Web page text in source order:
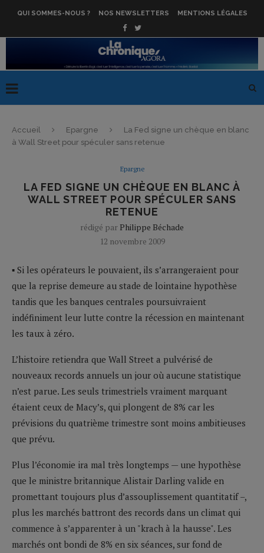
QUI SOMMES-NOUS ? NOS NEWSLETTERS MENTIONS LÉGALES
Accueil Epargne
La Fed signe un chèque en blanc
à Wall Street pour spéculer sans retenue
Epargne
LA FED SIGNE UN CHÈQUE EN BLANC À
WALL STREET POUR SPÉCULER SANS
RETENUE
rédigé par Philippe Béchade
12 novembre 2009
▪ Si les opérateurs le pouvaient, ils s’arrangeraient pour
que la reprise demeure au stade de lointaine hypothèse
tandis que les banques centrales poursuivraient
indéfiniment leur lutte contre la récession en maintenant
les taux à zéro.
L’histoire retiendra que Wall Street a pulvérisé de
nouveaux records annuels un jour où aucune statistique
n’est parue. Les seuls trimestriels vraiment marquant
étaient ceux de Macy’s, qui plongent de 8% car les
prévisions du quatrième trimestre sont moins ambitieuses
que prévu.
Plus l’économie ira mal très longtemps — une hypothèse
que le ministre britannique Alistair Darling valide en
promettant toujours plus d’assouplissement quantitatif –,
plus les marchés battront des records dans un climat qui
commence à s’apparenter à un "krach à la hausse". Les
marchés ont bondi de 8% en six séances, sur fond de